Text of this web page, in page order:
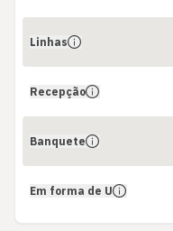
Linhas
Recepção
Banquete
Em forma de U